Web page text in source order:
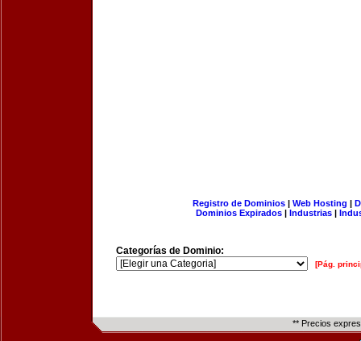
Registro de Dominios| Web Hosting |
Dominios Expirados | Industrias |
Categorías de Dominio:
[Pág.
** Precios